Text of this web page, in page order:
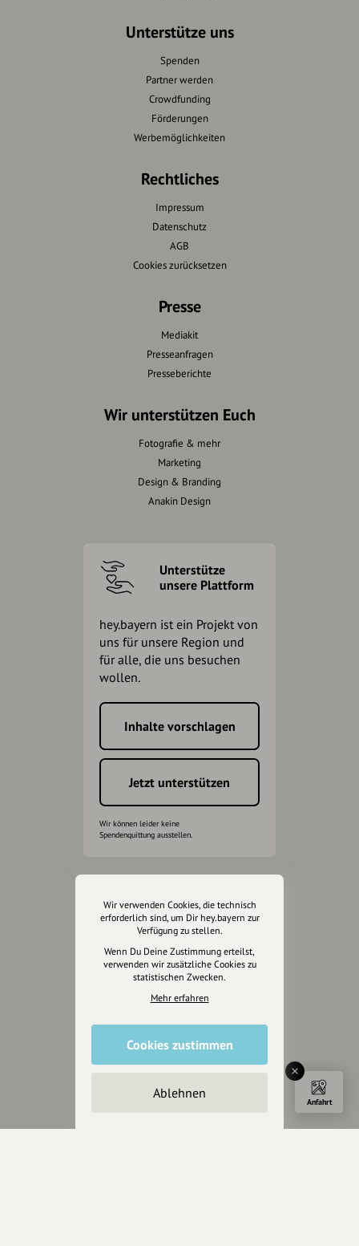
Anfahrt
Unterstütze uns
Spenden
Partner werden
Crowdfunding
Förderungen
Werbemöglichkeiten
Rechtliches
Impressum
Datenschutz
AGB
Cookies zurücksetzen
Presse
Mediakit
Presseanfragen
Presseberichte
Wir unterstützen Euch
Fotografie & mehr
Marketing
Design & Branding
Anakin Design
Unterstütze
unsere Plattform
hey.bayern ist ein Projekt von
uns für unsere Region und
für alle, die uns besuchen
wollen.
Inhalte vorschlagen
Jetzt unterstützen
Wir können leider keine
Spendenquittung ausstellen.
Wir verwenden Cookies, die technisch
erforderlich sind, um Dir hey.bayern zur
Verfügung zu stellen.
Wenn Du Deine Zustimmung erteilst,
verwenden wir zusätzliche Cookies zu
statistischen Zwecken.
Mehr erfahren
Cookies zustimmen
Ablehnen